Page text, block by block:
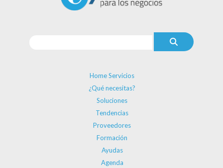
Home Servicios
¿Qué necesitas?
Soluciones
Tendencias
Proveedores
Formación
Ayudas
Agenda